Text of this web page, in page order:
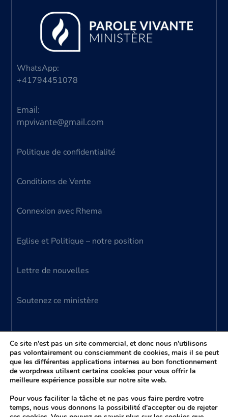
WhatsApp:
+41794451078
Email:
mpvivante@gmail.com
Politique de confidentialité
Conditions de Vente
Connexion avec Rhema
Eglise et Politique – notre position
Lettre de nouvelles
Soutenez ce ministère
© 2024 Ministère Parole Vivante – tous droits
réservés
(aussi connu comme Ministère Donato Anzalone)
Ce site n'est pas un site commercial, et donc nous n'utilisons
pas volontairement ou consciemment de cookies, mais il se peut
que les différentes applications internes au bon fonctionnement
de worpdress utilsent certains cookies pour vous offrir la
meilleure expérience possible sur notre site web.
Pour vous faciliter la tâche et ne pas vous faire perdre votre
temps, nous vous donnons la possibilité d'accepter ou de rejeter